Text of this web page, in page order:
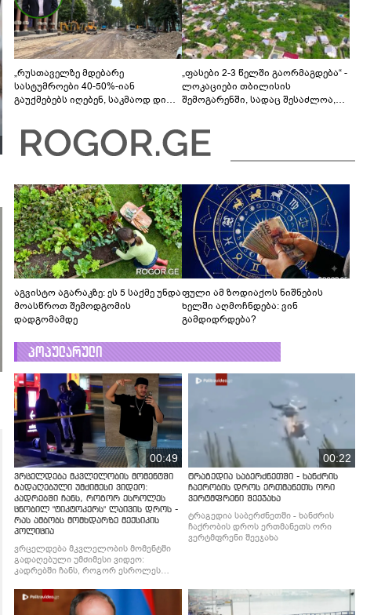
„რუსთაველზე მდებარე
სასტუმროები 40-50%-იან
გაუქმებებს იღებენ, საკმაოდ დიდი
შეხვდებოდა“
„ფასები 2-3 წელში გაორმაგდება“ -
ლოკაციები თბილისის
შემოგარენში, სადაც შესაძლოა,
აგვისტო აგარაკზე: ეს 5 საქმე უნდა
მოასწროთ შემოდგომის
დადგომამდე
ფული ამ ზოდიაქოს ნიშნების
ხელში აღმოჩნდება: ვინ
გამდიდრდება?
პოპულარული
00:49
ვრცელდება მკვლელობის მომენტში
გადაღებული უმძიმესი ვიდეო:
კადრებში ჩანს, როგორ ესროლეს
ცნობილ "ტიკტოკერს" ლაივის დროს -
რას ამბობს მომხდარზე მექსიკის
პოლიცია
ვრცელდება მკვლელობის მომენტში
გადაღებული უმძიმესი ვიდეო:
კადრებში ჩანს, როგორ ესროლეს
რას ამბობს მომხდარზე მექსიკის
პოლიცია
00:22
ტრაგედია საბერძნეთში - ხანძრის
ჩაქრობის დროს ერთმანეთს ორი
ვერტმფრენი შეეჯახა
ტრაგედია საბერძნეთში - ხანძრის
ჩაქრობის დროს ერთმანეთს ორი
ვერტმფრენი შეეჯახა